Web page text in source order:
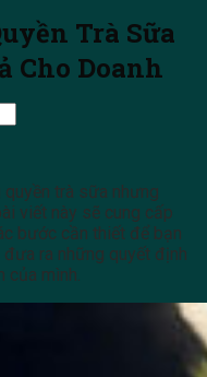
Trà Sữa
Cho Doanh
trà sữa nhưng
viết này sẽ cung cấp
bước cần thiết để bạn
ra những quyết định
của mình.